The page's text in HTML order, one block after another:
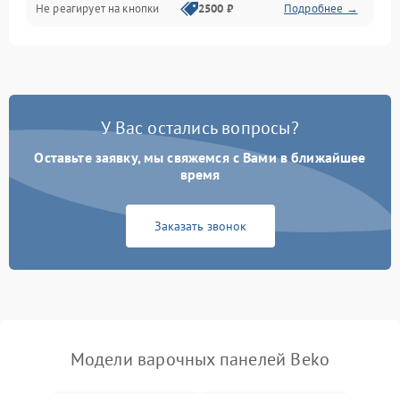
Не реагирует на кнопки 2500 ₽ Подробнее →
У Вас остались вопросы?
Оставьте заявку, мы свяжемся с Вами в ближайшее
время
Заказать звонок
Модели варочных панелей Beko